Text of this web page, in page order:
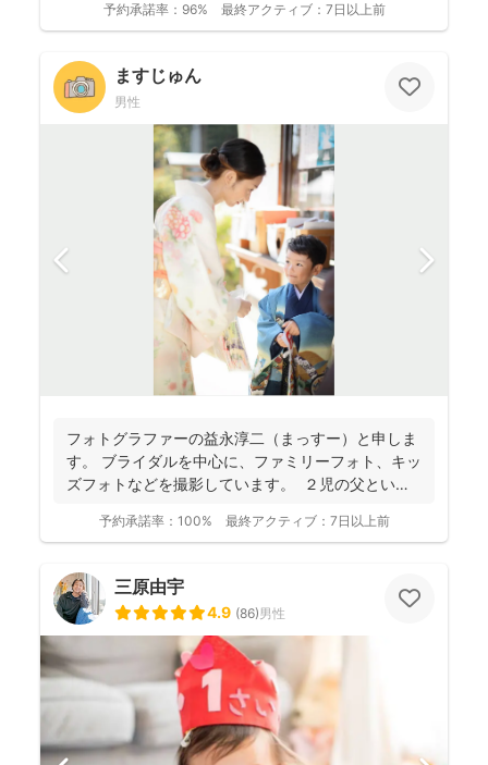
予約承諾率： 96% 最終アクティブ： 7日以上前
ますじゅん
男性
フォトグラファーの益永淳二（まっすー）と申しま
す。 ブライダルを中心に、ファミリーフォト、キッ
ズフォトなどを撮影しています。 ２児の父という
予約承諾率： 100% 最終アクティブ： 7日以上前
三原由宇
4.9 (86)男性